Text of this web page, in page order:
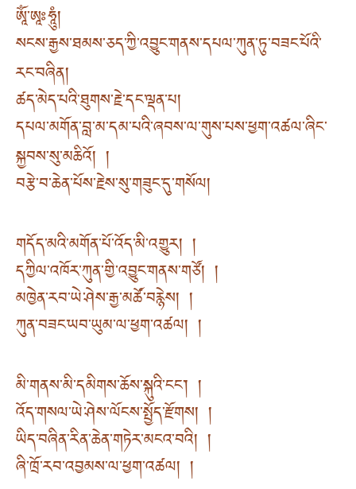
ཨཱོཾ་ཨཱཿཧཱུཾ།
སངས་རྒྱས་ཐམས་ཅད་ཀྱི་འབྱུང་གནས་དཔལ་ཀུན་ཏུ་བཟང་པོའི་
རང་བཞིན།
ཚད་མེད་པའི་ཐུགས་རྗེ་དང་ལྡན་པ།
དཔལ་མགོན་བླ་མ་དམ་པའི་ཞབས་ལ་གུས་པས་ཕྱག་འཚལ་ཞིང་
སྐྱབས་སུ་མཆིའོ། །
བརྩེ་བ་ཆེན་པོས་རྗེས་སུ་གཟུང་དུ་གསོལ།
གདོད་མའི་མགོན་པོ་འོད་མི་འགྱུར། །
དཀྱིལ་འཁོར་ཀུན་གྱི་འབྱུང་གནས་གཙོ། །
མཁྱེན་རབ་ཡེ་ཤེས་རྒྱ་མཚོ་བརྙེས། །
ཀུན་བཟང་ཡབ་ཡུམ་ལ་ཕྱག་འཚལ། །
མི་གནས་མི་དམིགས་ཆོས་སྐུའི་ངང༌། །
འོད་གསལ་ཡེ་ཤེས་ལོངས་སྤྱོད་རྫོགས། །
ཡིད་བཞིན་རིན་ཆེན་གཏེར་མངའ་བའི། །
ཞི་ཁྲོ་རབ་འབྱམས་ལ་ཕྱག་འཚལ། །